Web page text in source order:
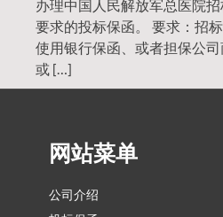
办理中国人民解放军总医院
要求的投标保函。 要求：招
使用银行保函、或者担保公司
或 […]
网站菜单
公司介绍